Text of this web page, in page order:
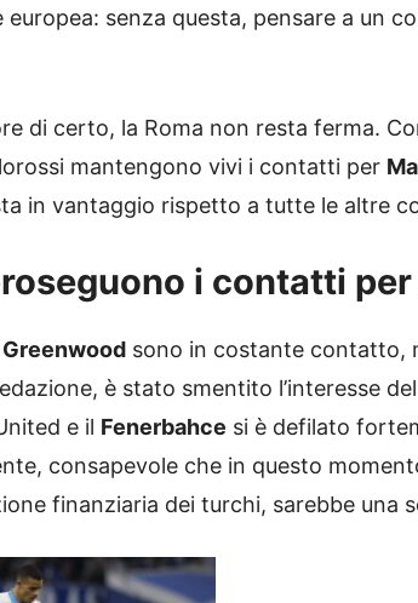
senza questa, pensare a un
di certo, la Roma non resta ferma.
mantengono vivi i contatti per
in vantaggio rispetto a tutte le altre
i contatti
Greenwood sono in costante contatto,
è stato smentito l’interesse
e il Fenerbahce si è defilato
consapevole che in questo
finanziaria dei turchi, sarebbe una